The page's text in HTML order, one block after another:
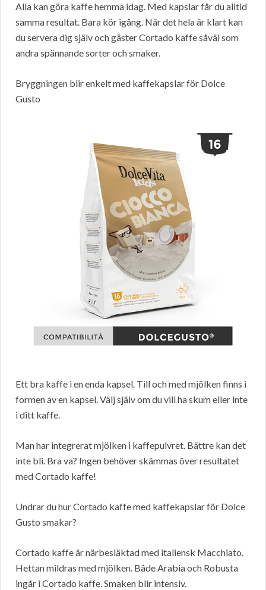
Alla kan göra kaffe hemma idag. Med kapslar får du alltid
samma resultat. Bara kör igång. När det hela är klart kan
du servera dig själv och gäster Cortado kaffe såväl som
andra spännande sorter och smaker.
Bryggningen blir enkelt med kaffekapslar för Dolce
Gusto
Ett bra kaffe i en enda kapsel. Till och med mjölken finns i
formen av en kapsel. Välj själv om du vill ha skum eller inte
i ditt kaffe.
Man har integrerat mjölken i kaffepulvret. Bättre kan det
inte bli. Bra va? Ingen behöver skämmas över resultatet
med Cortado kaffe!
Undrar du hur Cortado kaffe med kaffekapslar för Dolce
Gusto smakar?
Cortado kaffe är närbesläktad med italiensk Macchiato.
Hettan mildras med mjölken. Både Arabia och Robusta
ingår i Cortado kaffe. Smaken blir intensiv.